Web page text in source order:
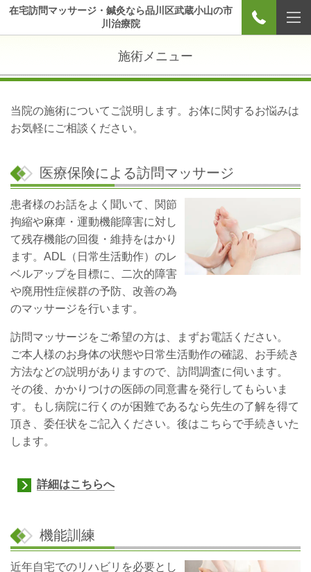
在宅訪問マッサージ・鍼灸なら品川区武蔵小山の市
川治療院
施術メニュー
当院の施術についてご説明します。お体に関するお悩みは
お気軽にご相談ください。
医療保険による訪問マッサージ
患者様のお話をよく聞いて、関節
拘縮や麻痺・運動機能障害に対し
て残存機能の回復・維持をはかり
ます。ADL（日常生活動作）のレ
ベルアップを目標に、二次的障害
や廃用性症候群の予防、改善の為
のマッサージを行います。
訪問マッサージをご希望の方は、まずお電話ください。
ご本人様のお身体の状態や日常生活動作の確認、お手続き
方法などの説明がありますので、訪問調査に伺います。
その後、かかりつけの医師の同意書を発行してもらいま
す。もし病院に行くのが困難であるなら先生の了解を得て
頂き、委任状をご記入ください。後はこちらで手続きいた
します。
詳細はこちらへ
機能訓練
近年自宅でのリハビリを必要とし